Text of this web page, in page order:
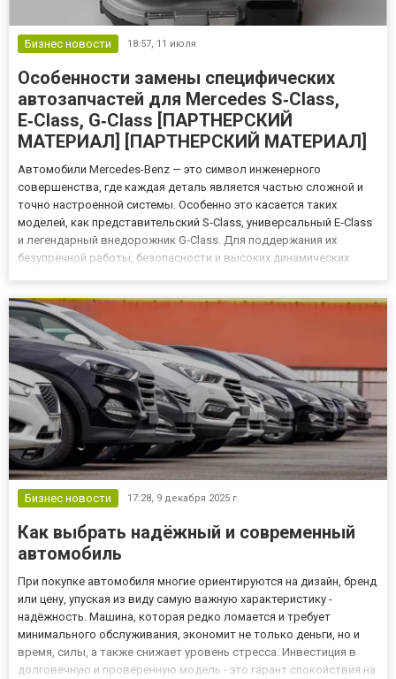
Бизнес новости 18:57, 11 июля
Особенности замены специфических
автозапчастей для Mercedes S‑Class,
E‑Class, G‑Class [ПАРТНЕРСКИЙ
МАТЕРИАЛ] [ПАРТНЕРСКИЙ МАТЕРИАЛ]
Автомобили Mercedes-Benz — это символ инженерного
совершенства, где каждая деталь является частью сложной и
точно настроенной системы. Особенно это касается таких
моделей, как представительский S‑Class, универсальный E‑Class
и легендарный внедорожник G‑Class. Для поддержания их
безупречной работы, безопасности и высоких динамических
Mercedes — это н...
Бизнес новости 17:28, 9 декабря 2025 г.
Как выбрать надёжный и современный
автомобиль
При покупке автомобиля многие ориентируются на дизайн, бренд
или цену, упуская из виду самую важную характеристику -
надёжность. Машина, которая редко ломается и требует
минимального обслуживания, экономит не только деньги, но и
время, силы, а также снижает уровень стресса. Инвестиция в
долговечную и проверенную модель - это гарант спокойствия на